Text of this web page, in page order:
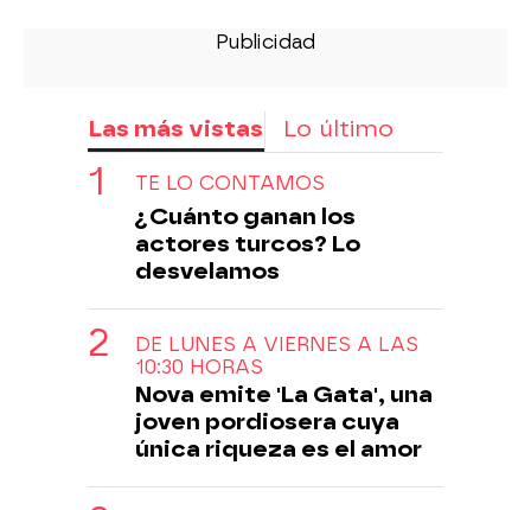
Las más vistas Lo último
TE LO CONTAMOS
¿Cuánto ganan los
actores turcos? Lo
desvelamos
DE LUNES A VIERNES A LAS
10:30 HORAS
Nova emite 'La Gata', una
joven pordiosera cuya
única riqueza es el amor